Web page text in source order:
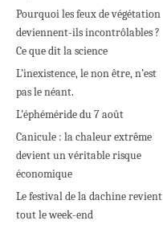
Pourquoi les feux de végétation
deviennent-ils incontrôlables ?
Ce que dit la science
L’inexistence, le non être, n’est
pas le néant.
L’éphéméride du 7 août
Canicule : la chaleur extrême
devient un véritable risque
économique
Le festival de la dachine revient
tout le week-end